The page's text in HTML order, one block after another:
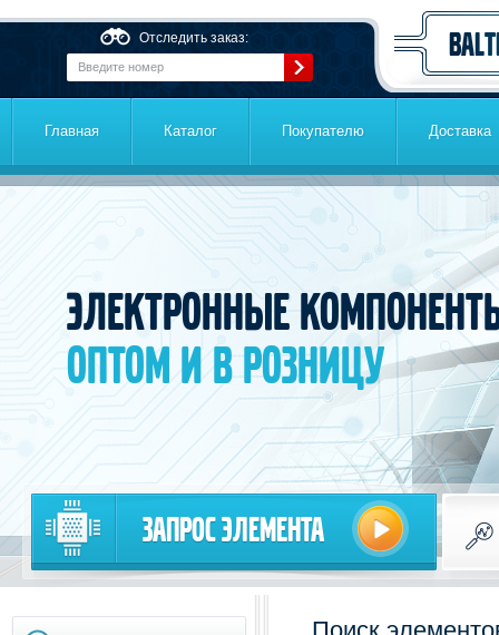
Отследить заказ:
Главная Каталог Покупателю Доставка
Электронные
оптом и в розницу
Запрос элемента